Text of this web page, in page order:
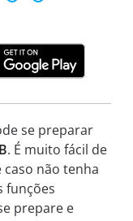
se preparar
. É muito fácil de
não tenha
funções
prepare e